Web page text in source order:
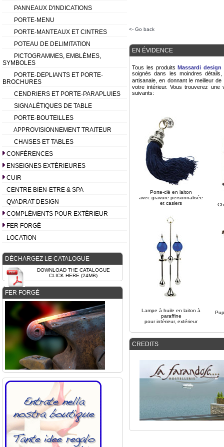
PANNEAUX D'INDICATIONS
PORTE-MENU
PORTE-MANTEAUX ET CINTRES
POTEAU DE DELIMITATION
PICTOGRAMMES, EMBLÈMES,
SYMBOLES
PORTE-DEPLIANTS ET PORTE-
BROCHURES
CENDRIERS ET PORTE-PARAPLUIES
SIGNALÉTIQUES DE TABLE
PORTE-BOUTEILLES
APPROVISIONNEMENT TRAITEUR
CHAISES ET TABLES
CONFÉRENCES
ENSEIGNES EXTÉRIEURES
CUIR
CENTRE BIEN-ETRE & SPA
QVADRAT DESIGN
COMPLÉMENTS POUR EXTÉRIEUR
FER FORGÉ
LOCATION
DÉCHARGEZ LE CATALOGUE
DOWNLOAD THE CATALOGUE
CLICK HERE (24MB)
FER FORGÉ
<- Go back
EN ÉVIDENCE
Tous les produitsMassardi design
soignés dans les moindres
artisanale, en donnant le meilleur de
votre intérieur. Vous trouverez une
suivants:
Porte-clé en laiton
avec gravure personnalisée
et casiers
Lampe à huile en laiton à
paraffine
pour intérieur, extérieur
CREDITS